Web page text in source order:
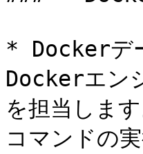
* Dockerデ
Dockerエン
を担当しま
コマンドの